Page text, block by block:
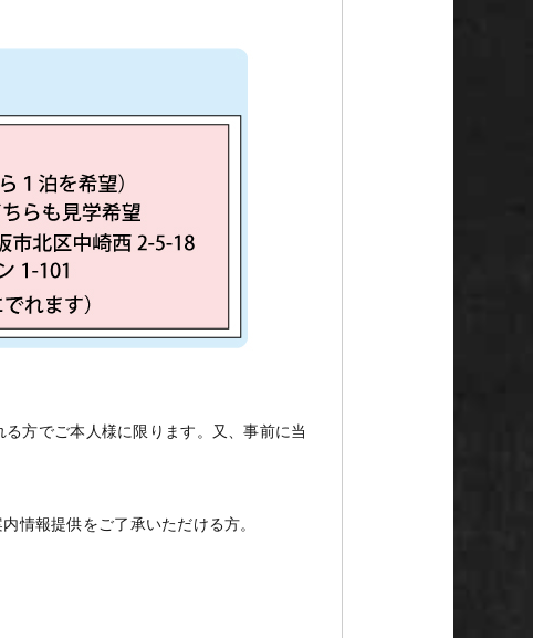
方でご本人様に限ります。又、事前に当
情報提供をご了承いただける方。